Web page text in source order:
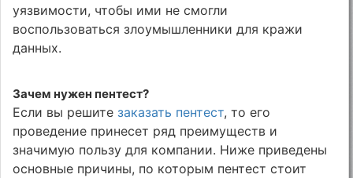
уязвимости, чтобы ими не смогли
воспользоваться злоумышленники для кражи
данных.
Зачем нужен пентест?
Если вы решитезаказать пентест, то его
проведение принесет ряд преимуществ и
значимую пользу для компании. Ниже приведены
основные причины, по которым пентест стоит